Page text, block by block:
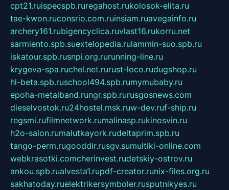
cpt21.ruispecspb.ruregahost.rukolosok-elita.ru
tae-kwon.ruconsrio.com.ruinsiam.ruavegainfo.ru
archery161.rubigencyclica.ruvlast16.rukorru.net
sarmiento.spb.suextelopedia.rulammin-suo.spb.ru
iskatour.spb.rusnpi.org.rurunning-line.ru
krygeva-spa.ruchel.net.rurust-loco.rudugshop.ru
hl-beta.spb.ruschool494.spb.rumymubaby.ru
epoha-metalband.rungr.spb.rurusgosnews.com
dieselvostok.ru24hostel.msk.ruw-dev.ruf-ship.ru
regsmi.rufilmnetwork.rumalinasp.rukinosvin.ru
h2o-salon.rumalutkayork.rudeltaprim.spb.ru
tango-perm.rugooddir.rusgv.sumultiki-online.com
webkrasotki.comcherinvest.rudetskiy-ostrov.ru
ankou.spb.rualvesta1.rupdf-creator.runix-files.org.ru
sakhatoday.ruelektrikersymboler.rusputnikyes.ru